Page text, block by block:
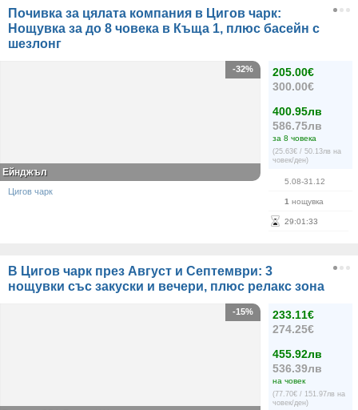
Почивка за цялата компания в Цигов чарк:
Нощувка за до 8 човека в Къща 1, плюс басейн с
шезлонг
205.00€
300.00€
400.95лв
586.75лв
за 8 човека
(25.63€ / 50.13лв на
човек/ден)
5.08-31.12
1 нощувка
29:01 :32
-32%
Ейнджъл
Цигов чарк
В Цигов чарк през Август и Септември: 3
нощувки със закуски и вечери, плюс релакс зона
233.11€
274.25€
455.92лв
536.39лв
на човек
(77.70€ / 151.97лв на
човек/ден)
-15%